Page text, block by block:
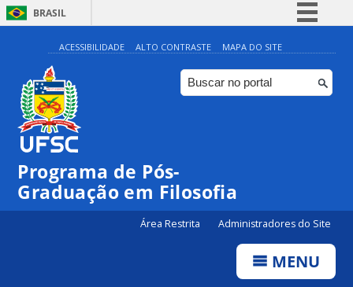
BRASIL
Simplifique!
Comunica BR
Participe
ACESSIBILIDADE ALTO CONTRASTE MAPA DO SITE
Programa de Pós-
Graduação em Filosofia
Área Restrita Administradores do Site
MENU